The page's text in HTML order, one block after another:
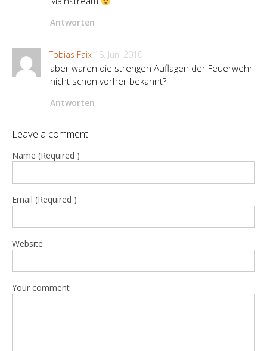
Antworten
Tobias Faix 18. Juni 2010
aber waren die strengen Auflagen der Feuerwehr
nicht schon vorher bekannt?
Antworten
Leave a comment
Name (Required )
Email (Required )
Website
Your comment